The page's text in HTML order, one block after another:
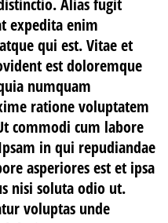
Alias fugit
expedita enim
qui est. Vitae et
est doloremque
numquam
ratione voluptatem
commodi cum labore
in qui repudiandae
asperiores est et ipsa
nisi soluta odio ut.
voluptas unde